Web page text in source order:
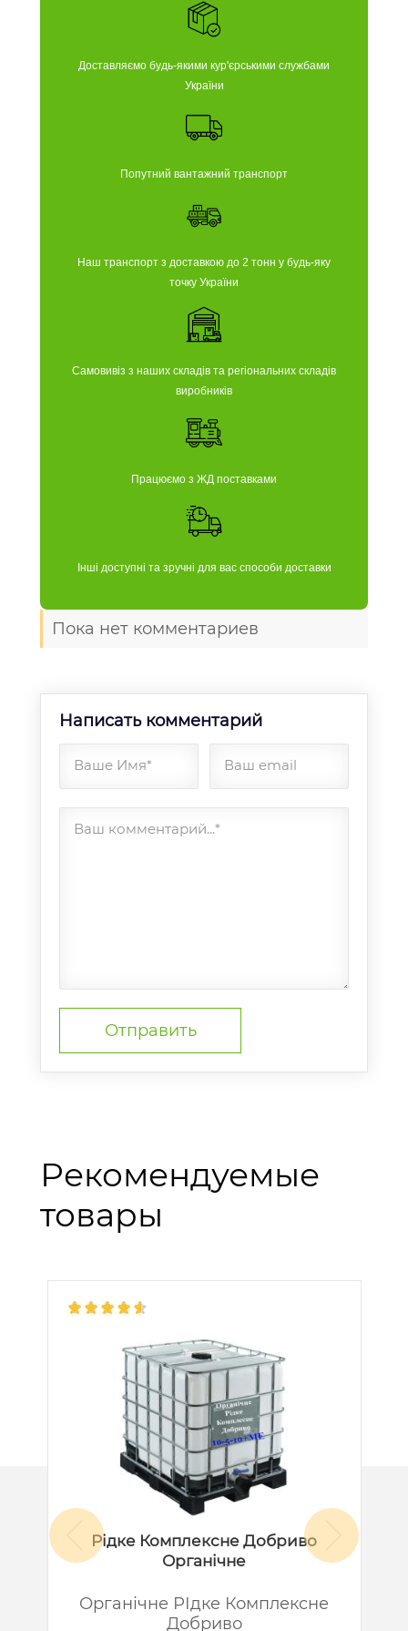
Доставляємо будь-якими кур'єрськими службами
України
Попутний вантажний транспорт
Наш транспорт з доставкою до 2 тонн у будь-яку
точку України
Самовивіз з наших складів та регіональних складів
виробників
Працюємо з ЖД поставками
Інші доступні та зручні для вас способи доставки
Пока нет комментариев
Написать комментарий
Ваше Имя* Ваш email
Ваш комментарий...*
Рекомендуемые
товары
Рідке Комплексне Добриво
Органічне
Органічне РІдке Комплексне
Добриво